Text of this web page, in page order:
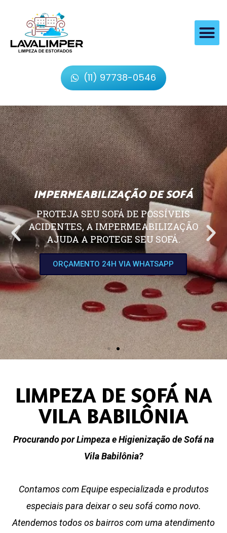
(11) 97738-0546
IMPERMEABILIZAÇÃO DE SOFÁ
PROTEJA SEU SOFÁ DE POSSÍVEIS
ACIDENTES, A IMPERMEABILIZAÇÃO
AJUDA A PROTEGE SEU SOFÁ.
ORÇAMENTO 24H VIA WHATSAPP
LIMPEZA DE SOFÁ NA
VILA BABILÔNIA
Procurando por Limpeza e Higienização de Sofá na
Vila Babilônia?
Contamos com Equipe especializada e produtos
especiais para deixar o seu sofá como novo.
Atendemos todos os bairros com uma atendimento